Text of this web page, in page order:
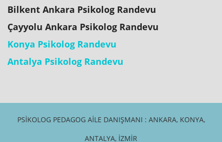
Bilkent Ankara Psikolog Randevu
Çayyolu Ankara Psikolog Randevu
Konya Psikolog Randevu
Antalya Psikolog Randevu
PSIKOLOG PEDAGOG AILE DANIŞMANI : ANKARA, KONYA,
ANTALYA, İZMIR